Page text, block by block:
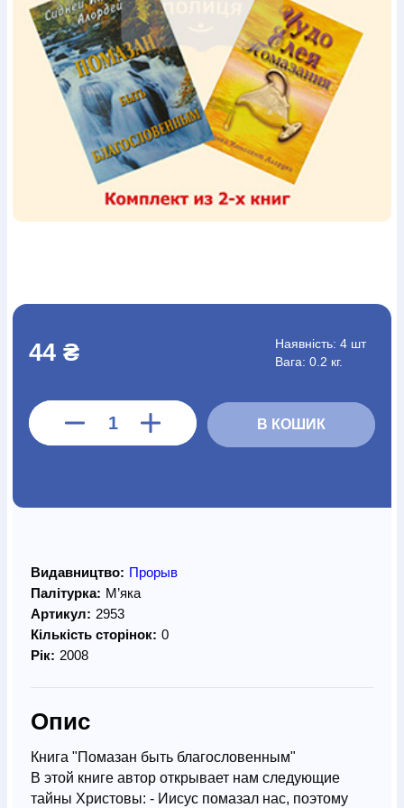
Богослов`яШлюб і сім`я
Супутні товари
ПеріодикаАудіоРучки кулькові ВідеоГалантерея
Закладки для книгФутболки БрелокиСумкиБіжутерія
Блокноти Щоденники / щотижневикиВироби з дерева
Вироби з кераміки і глиниВироби з сріблаКартини
Навчальні мапи
Шкіряні виробиМагнітиМеталеві
Міні-лампиНаклейкиНастільні ігриПакети
подарунковіПлакатиПластмасові вироби Хустки
Подарункові картки
Розвиваючі ігри Репринти
ФотокартиниЧохли на БибліїГоловні убори
КалендаріКанцелярскі товариКомп`ютерні ігри
За додатковою інформацією дзвоніть за номером:+38
(097) 880-6379
44 ₴ Наявність: 4 шт
Вага: 0.2 кг.
В КОШИК
Видавництво: Прорыв
Палітурка: М’яка
Артикул: 2953
Кількість сторінок: 0
Рік: 2008
Опис
Книга "Помазан быть благословенным"
В этой книге автор открывает нам следующие
тайны Христовы: - Иисус помазал нас, поэтому